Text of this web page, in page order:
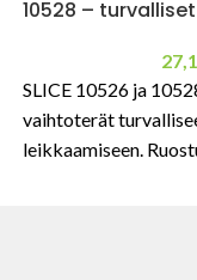
10528 –
SLICE 10526 ja
vaihtoterät
leikkaamiseen.